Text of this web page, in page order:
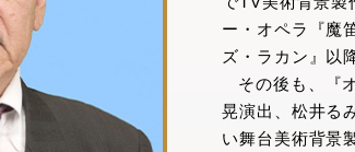
ー・オペラ『魔
ズ・ラカン』以
その後も、『
晃演出、松井る
い舞台美術背景